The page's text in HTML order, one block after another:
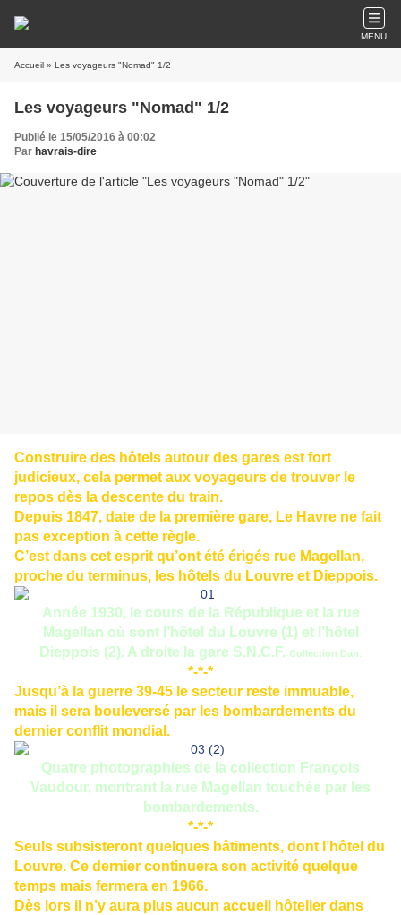
MENU
Accueil » Les voyageurs "Nomad" 1/2
Les voyageurs "Nomad" 1/2
Publié le 15/05/2016 à 00:02
Par havrais-dire
Construire des hôtels autour des gares est fort
judicieux, cela permet aux voyageurs de trouver le
repos dès la descente du train.
Depuis 1847, date de la première gare, Le Havre ne fait
pas exception à cette règle.
C’est dans cet esprit qu’ont été érigés rue Magellan,
proche du terminus, les hôtels du Louvre et Dieppois.
Année 1930, le cours de la République et la rue
Magellan où sont l’hôtel du Louvre (1) et l’hôtel
Dieppois (2). A droite la gare S.N.C.F. Collection Dan
*-*-*
Jusqu’à la guerre 39-45 le secteur reste immuable,
mais il sera bouleversé par les bombardements du
dernier conflit mondial.
Quatre photographies de la collection François
Vaudour, montrant la rue Magellan touchée par les
bombardements.
*-*-*
Seuls subsisteront quelques bâtiments, dont l’hôtel du
Louvre. Ce dernier continuera son activité quelque
temps mais fermera en 1966.
Dès lors il n’y aura plus aucun accueil hôtelier dans